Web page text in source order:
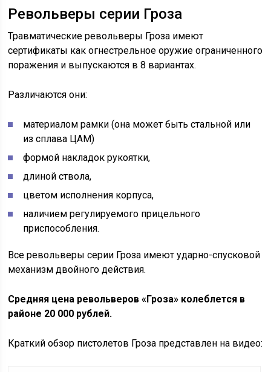
Револьверы серии Гроза
Травматические револьверы Гроза имеют
сертификаты как огнестрельное оружие ограниченного
поражения и выпускаются в 8 вариантах.
Различаются они:
материалом рамки (она может быть стальной или
из сплава ЦАМ)
формой накладок рукоятки,
длиной ствола,
цветом исполнения корпуса,
наличием регулируемого прицельного
приспособления.
Все револьверы серии Гроза имеют ударно-спусковой
механизм двойного действия.
Средняя цена револьверов «Гроза» колеблется в
районе 20 000 рублей.
Краткий обзор пистолетов Гроза представлен на видео: